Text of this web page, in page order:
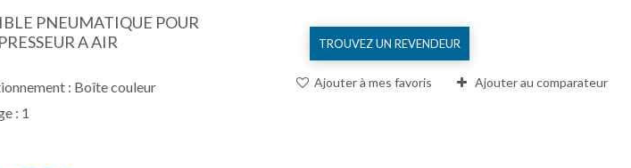
PNEUMATIQUE POUR
A AIR
: Boîte couleur
: 1
TROUVEZ UN REVENDEUR
Ajouter à mes favoris Ajouter au comparateur